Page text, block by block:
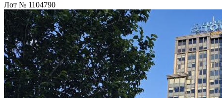
Лот № 1104790